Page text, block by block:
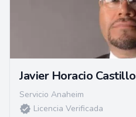
Javier Horacio Castillo
Servicio Anaheim
Licencia Verificada